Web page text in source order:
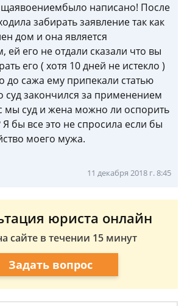
щаявоениембыло написано! После
забирать заявление так как
дом и она является
ей его не отдали сказали что вы
его ( хотя 10 дней не истекло )
до сажа ему припекали статью
суд закончился за применением
мы суд и жена можно ли оспорить
бы все это не спросила если бы
моего мужа.
11 декабря 2018 г. 8:45
юриста онлайн
сайте в течении 15 минут
Задать вопрос